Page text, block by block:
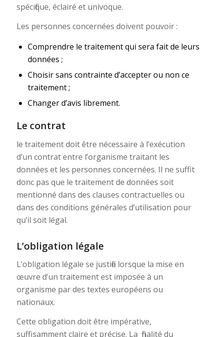
spécifique, éclairé et univoque.
Les personnes concernées doivent pouvoir :
Comprendre le traitement qui sera fait de leurs
données ;
Choisir sans contrainte d’accepter ou non ce
traitement ;
Changer d’avis librement.
Le contrat
le traitement doit être nécessaire à l’exécution
d’un contrat entre l’organisme traitant les
données et les personnes concernées. Il ne suffit
donc pas que le traitement de données soit
mentionné dans des clauses contractuelles ou
dans des conditions générales d’utilisation pour
qu’il soit légal.
L’obligation légale
L’obligation légale se justifie lorsque la mise en
œuvre d’un traitement est imposée à un
organisme par des textes européens ou
nationaux.
Cette obligation doit être impérative,
suffisamment claire et précise. La finalité du